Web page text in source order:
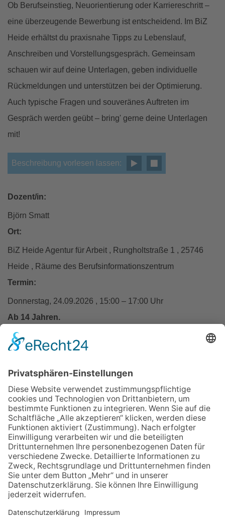
Ob Berufseinstieg, Neuorientierung oder Karriereschritt –
eine überzeugende Bewerbung ist entscheidend. Im BiZ
Heide erhältst du praxisnahe Tipps zu Lebenslauf,
Anschreiben und Vorstellungsgespräch. Gemeinsam
schauen wir auf deine Unterlagen, geben individuelle
Rückmeldungen und unterstützen bei der Optimierung.
Auch typische Fragen und souveränes Auftreten im
Gespräch werden geübt – bring' gerne deine Unterlagen
mit!
Beschreibung vorlesen lassen:
Dozent/in:
Björn Smatt
Ort:
BiZ Heide Agentur für Arbeit , Rungholtstraße 1 , 25746
Heide , Räume des Berufsinformationszentrum
Termin:
Donnerstag, 24.09.2026 , 15:00 – 17:00 Uhr
Ab 14 Jahren.
Zurück
Impressum